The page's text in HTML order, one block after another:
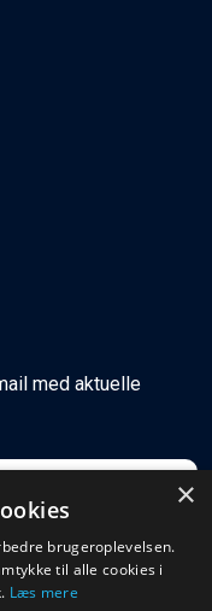
med aktuelle
×
brugeroplevelsen.
til alle cookies i
Læs mere